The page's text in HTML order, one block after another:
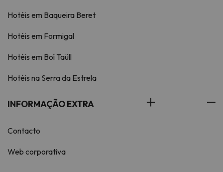
Hotéis em Baqueira Beret
Hotéis em Formigal
Hotéis em Boí Taüll
Hotéis na Serra da Estrela
INFORMAÇÃO EXTRA
Contacto
Web corporativa